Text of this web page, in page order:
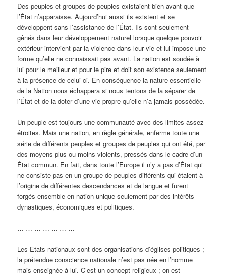
Des peuples et groupes de peuples existaient bien avant que
l’État n’apparaisse. Aujourd’hui aussi ils existent et se
développent sans l’assistance de l’État. Ils sont seulement
gênés dans leur développement naturel lorsque quelque pouvoir
extérieur intervient par la violence dans leur vie et lui impose une
forme qu’elle ne connaissait pas avant. La nation est soudée à
lui pour le meilleur et pour le pire et doit son existence seulement
à la présence de celui-ci. En conséquence la nature essentielle
de la Nation nous échappera si nous tentons de la séparer de
l’État et de la doter d’une vie propre qu’elle n’a jamais possédée.
Un peuple est toujours une communauté avec des limites assez
étroites. Mais une nation, en règle générale, enferme toute une
série de différents peuples et groupes de peuples qui ont été, par
des moyens plus ou moins violents, pressés dans le cadre d’un
État commun. En fait, dans toute l’Europe il n’y a pas d’État qui
ne consiste pas en un groupe de peuples différents qui étaient à
l’origine de différentes descendances et de langue et furent
forgés ensemble en nation unique seulement par des intérêts
dynastiques, économiques et politiques.
… … … … … … …
Les Etats nationaux sont des organisations d’églises politiques ;
la prétendue conscience nationale n’est pas née en l’homme
mais enseignée à lui. C’est un concept religieux ; on est